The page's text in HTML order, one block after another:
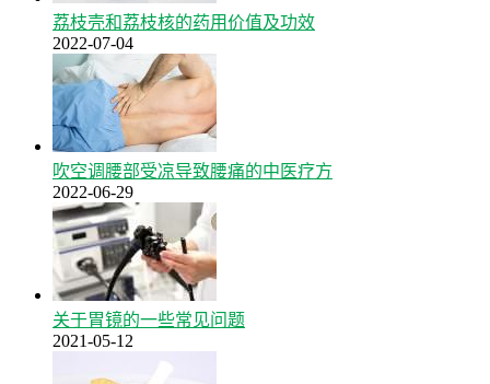
荔枝壳和荔枝核的药用价值及功效
2022-07-04
吹空调腰部受凉导致腰痛的中医疗方
2022-06-29
关于胃镜的一些常见问题
2021-05-12